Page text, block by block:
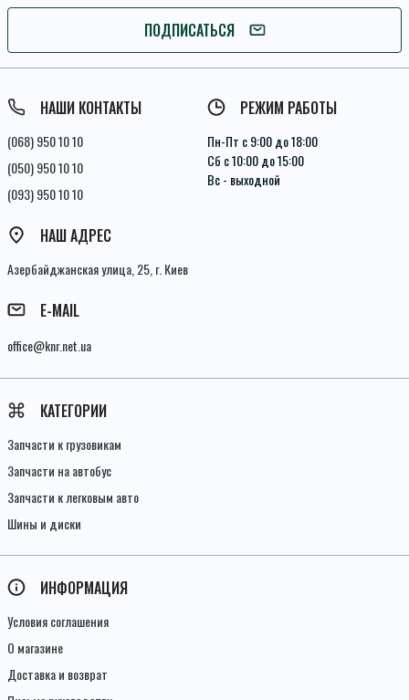
ПОДПИСАТЬСЯ
ПОДПИСАТЬСЯ
Условия соглашения
НАШИ КОНТАКТЫ
(068) 950 10 10
(050) 950 10 10
(093) 950 10 10
РЕЖИМ РАБОТЫ
Пн-Пт с 9:00 до 18:00
Сб с 10:00 до 15:00
Вс - выходной
НАШ АДРЕС
Азербайджанская улица, 25, г. Киев
E-MAIL
office@knr.net.ua
КАТЕГОРИИ
Запчасти к грузовикам
Запчасти на автобус
Запчасти к легковым авто
Шины и диски
ИНФОРМАЦИЯ
Условия соглашения
О магазине
Доставка и возврат